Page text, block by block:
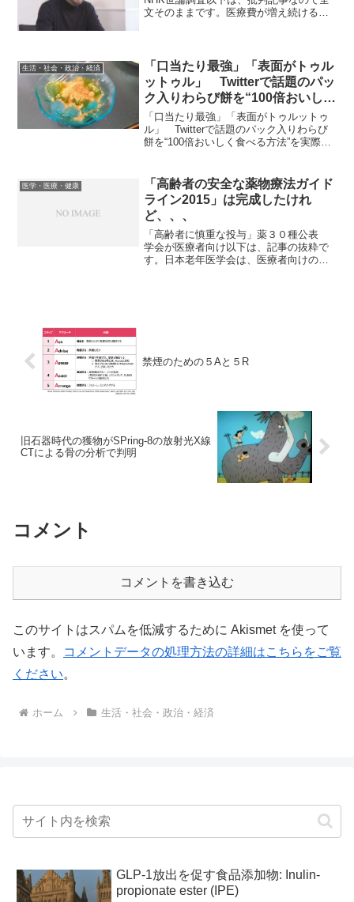
文そのままです。医療費が増え続ける
れられないと答...
生活・社会・政治・経済
「口当たり最強」「表面がトゥル
ットゥル」 Twitterで話題のパッ
ク入りわらび餅を“100倍おいしく
食べる方法”を実際に試してみた
「口当たり最強」「表面がトゥルットゥ
ル」 Twitterで話題のパック入りわらび
餅を“100倍おいしく食べる方法”を実際に
事の方法を使って処理したものです。本
当に食...
医学・医療・健康
「高齢者の安全な薬物療法ガイド
ライン2015」は完成したけれ
ど、、、
「高齢者に慎重な投与」薬３０種公表
学会が医療者向け以下は、記事の抜粋で
す。日本老年医学会は、医療者向けの
禁煙のための５Aと５R
旧石器時代の獲物がSPring-8の放射光X線
CTによる骨の分析で判明
コメント
コメントを書き込む
このサイトはスパムを低減するために Akismet を使って
います。
コメントデータの処理方法の詳細はこちらをご覧
ください。
ホーム 生活・社会・政治・経済
GLP-1放出を促す食品添加物: Inulin-
propionate ester (IPE)